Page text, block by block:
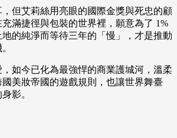
但艾莉絲用亮眼的國際金獎與死忠的顧
滿捷徑與包裝的世界裡，願意為了 1%
的純淨而等待三年的「慢」，才是推動
如今已化為最強悍的商業護城河，溫柔
國美妝帝國的遊戲規則，也讓世界舞臺
影。